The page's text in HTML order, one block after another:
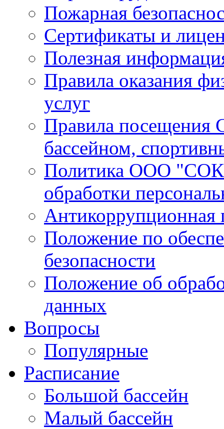
Пожарная
Сертификаты и
Полезная
Правила оказания
услуг
Правила посещения
бассейном,
Политика ООО "СОК
обработки
Положение по
безопасности
Положение об
данных
Вопросы
Популярные
Расписание
Большой бассейн
Малый бассейн